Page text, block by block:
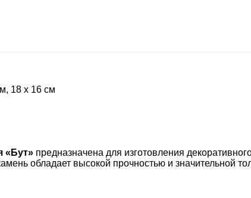
18 х 16 см
«Бут» предназначена для изготовления
обладает высокой прочностью и